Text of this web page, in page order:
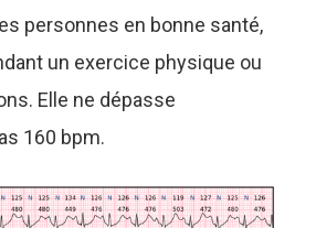
personnes en bonne santé,
un exercice physique ou
Elle ne dépasse
160 bpm.